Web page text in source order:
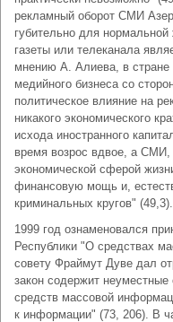
рекламный оборот СМИ
губительно для нормальной
газеты или телеканала
мнению А. Алиева, в
медийного бизнеса со
политическое влияние на
никакого экономического
исхода иностранного
время возрос вдвое, а СМИ,
экономической сферой
финансовую мощь и,
криминальных кругов" (49,3).
1999 год ознаменовался
Республики "О средствах
совету Фраймут Дуве дал
закон содержит неуместные
средств массовой
к информации" (73, 206). В